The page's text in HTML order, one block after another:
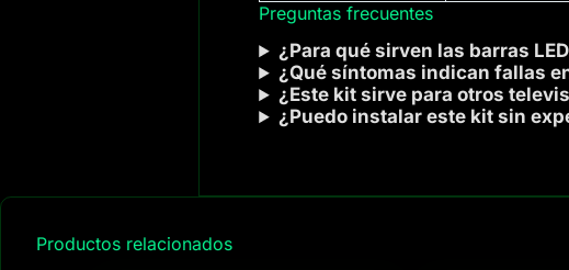
Preguntas frecuentes
¿Para qué sirven las barras
¿Qué síntomas indican fallas
¿Este kit sirve para otros
¿Puedo instalar este kit sin
Productos relacionados